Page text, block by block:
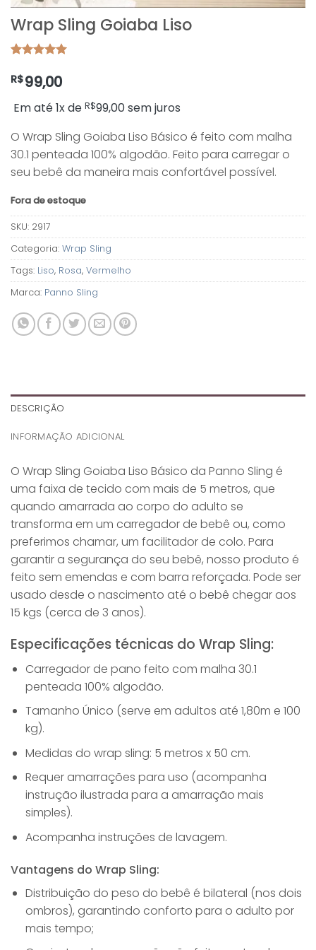
Wrap Sling Goiaba Liso
como5de
5, com
avaliação
R$99,00
Em até 1x de R$99,00sem juros
O Wrap Sling Goiaba Liso Básico é feito com malha
30.1 penteada 100% algodão. Feito para carregar o
seu bebê da maneira mais confortável possível.
Fora de estoque
SKU: 2917
Categoria: Wrap Sling
Tags: Liso, Rosa, Vermelho
Marca: Panno Sling
DESCRIÇÃO
INFORMAÇÃO ADICIONAL
O Wrap Sling Goiaba Liso Básico da Panno Sling é
uma faixa de tecido com mais de 5 metros, que
quando amarrada ao corpo do adulto se
transforma em um carregador de bebê ou, como
preferimos chamar, um facilitador de colo. Para
garantir a segurança do seu bebê, nosso produto é
feito sem emendas e com barra reforçada. Pode ser
usado desde o nascimento até o bebê chegar aos
15 kgs (cerca de 3 anos).
Especificações técnicas do Wrap Sling:
Carregador de pano feito com malha 30.1
penteada 100% algodão.
Tamanho Único (serve em adultos até 1,80m e 100
kg).
Medidas do wrap sling: 5 metros x 50 cm.
Requer amarrações para uso (acompanha
instrução ilustrada para a amarração mais
simples).
Acompanha instruções de lavagem.
Vantagens do Wrap Sling:
Distribuição do peso do bebê é bilateral (nos dois
ombros), garantindo conforto para o adulto por
mais tempo;